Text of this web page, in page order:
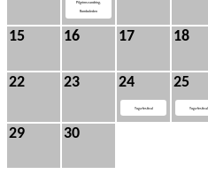
Pilgrimsvandring,
Romboleden
15 16 17 18
22 23 24
Yoga-festival
25
Yoga-festival
29 30